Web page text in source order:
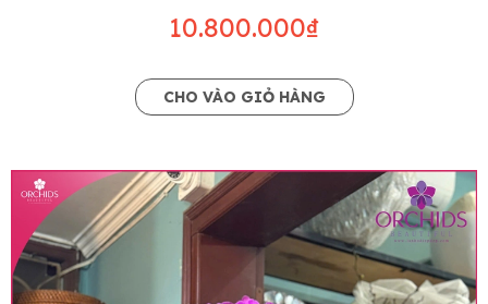
10.800.000₫
CHO VÀO GIỎ HÀNG